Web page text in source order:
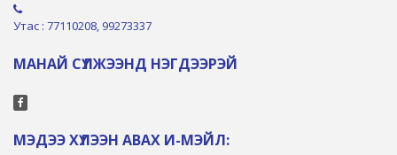
Утас : 77110208, 99273337
МАНАЙ СҮЛЖЭЭНД НЭГДЭЭРЭЙ
МЭДЭЭ ХҮЛЭЭН АВАХ И-МЭЙЛ: